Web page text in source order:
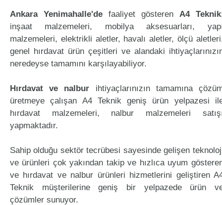
Ankara Yenimahalle'de faaliyet gösteren A4 Teknik
inşaat malzemeleri, mobilya aksesuarları,
malzemeleri, elektrikli aletler, havalı aletler, ölçü
genel hırdavat ürün çeşitleri ve alandaki
neredeyse tamamını karşılayabiliyor.
Hırdavat ve nalbur ihtiyaçlarınızın tamamına
üretmeye çalışan A4 Teknik geniş ürün yelpazesi
hırdavat malzemeleri, nalbur malzemeleri
yapmaktadır.
Sahip olduğu sektör tecrübesi sayesinde gelişen
ve ürünleri çok yakından takip ve hızlıca uyum
ve hırdavat ve nalbur ürünleri hizmetlerini geliştiren
Teknik müşterilerine geniş bir yelpazede ürün
çözümler sunuyor.